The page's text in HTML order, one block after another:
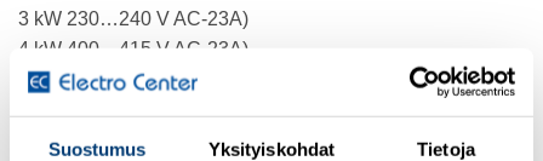
Suostumus Yksityiskohdat Tietoja
3 kW 230…240 V AC-23A)
4 kW 400…415 V AC-23A)
[Ie] Nimelliskäyttövirta: 8,1 A AC-23 Ue: 400 V
[Ithe] Perinteinen suljettu lämpövirta: 10 A